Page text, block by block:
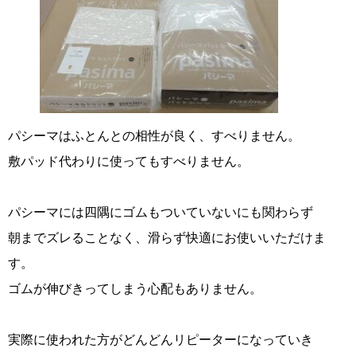
パシーマはふとんとの相性が良く、すべりません。
敷パッド代わりに使ってもすべりません。
パシーマには四隅にゴムもついていないにも関わらず
朝までズレることなく、滑らず快適にお使いいただけま
す。
ゴムが伸びきってしまう心配もありません。
実際に使われた方がどんどんリピーターになっていき